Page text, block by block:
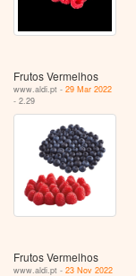
Frutos Vermelhos
www.aldi.pt -29 Mar 2022
- 2.29
Frutos Vermelhos
www.aldi.pt -23 Nov 2022